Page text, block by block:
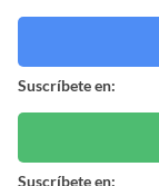
Suscríbete en:
Suscríbete en: